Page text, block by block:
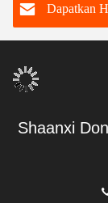
Dapatkan
Shaanxi